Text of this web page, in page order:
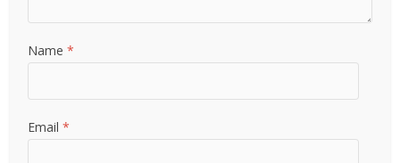
Name*
Email*